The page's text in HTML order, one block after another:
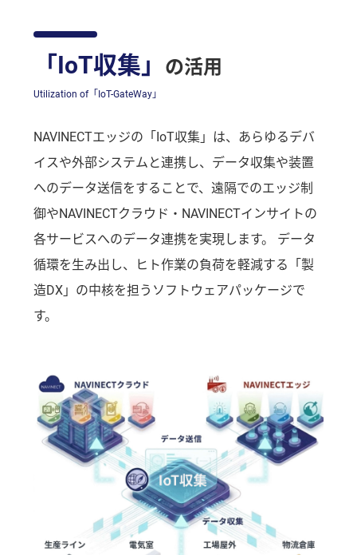
「IoT収集」 の活用
Utilization of「IoT-GateWay」
NAVINECTエッジの「IoT収集」は、あらゆるデバ
イスや外部システムと連携し、データ収集や装置
へのデータ送信をすることで、遠隔でのエッジ制
御やNAVINECTクラウド・NAVINECTインサイトの
各サービスへのデータ連携を実現します。 データ
循環を生み出し、ヒト作業の負荷を軽減する「製
造DX」の中核を担うソフトウェアパッケージで
す。